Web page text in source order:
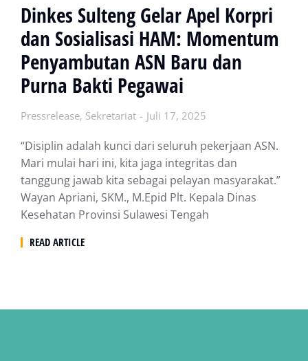
Dinkes Sulteng Gelar Apel Korpri
dan Sosialisasi HAM: Momentum
Penyambutan ASN Baru dan
Purna Bakti Pegawai
Pressrelease, Sekretariat Juli 17, 2025
“Disiplin adalah kunci dari seluruh pekerjaan ASN.
Mari mulai hari ini, kita jaga integritas dan
tanggung jawab kita sebagai pelayan masyarakat.”
Wayan Apriani, SKM., M.Epid Plt. Kepala Dinas
Kesehatan Provinsi Sulawesi Tengah
READ ARTICLE